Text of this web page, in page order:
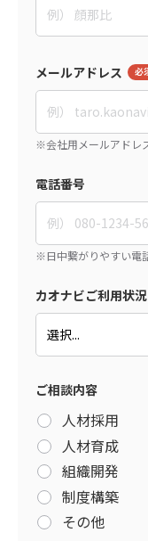
メールアドレス
電話番号
カオナビご利用状況
ご相談内容
人材採用
人材育成
組織開発
制度構築
その他